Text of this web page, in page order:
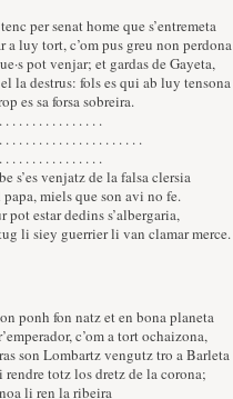
per senat home que s’entremeta
a luy tort, c’om pus greu non perdona
pot venjar; et gardas de Gayeta,
la destrus: fols es qui ab luy tensona
es sa forsa sobreira.
. . . . . . . . . . . . . . .
. . . . . . . . . . . . . . . . . . . . .
. . . . . . . . . . . . . . .
s’es venjatz de la falsa clersia
papa, miels que son avi no fe.
pot estar dedins s’albergaria,
li siey guerrier li van clamar merce.
ponh fon natz et en bona planeta
c’om a tort ochaizona,
son Lombartz vengutz tro a Barleta
rendre totz los dretz de la corona;
li ren la ribeira